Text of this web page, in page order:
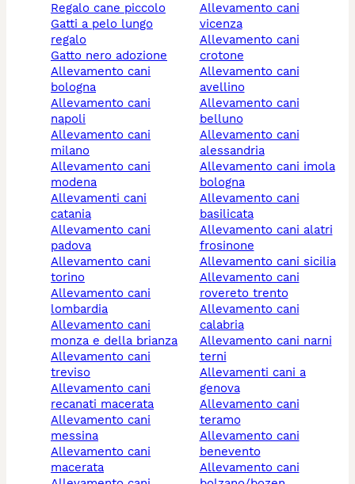
regalo cane piccolo
gatti a pelo lungo
regalo
gatto nero adozione
allevamento cani
bologna
allevamento cani
napoli
allevamento cani
milano
allevamento cani
modena
allevamenti cani
catania
allevamento cani
padova
allevamento cani
torino
allevamento cani
lombardia
allevamento cani
monza e della brianza
allevamento cani
treviso
allevamento cani
recanati macerata
allevamento cani
messina
allevamento cani
macerata
allevamento cani
vicenza
allevamento cani
crotone
allevamento cani
avellino
allevamento cani
belluno
allevamento cani
alessandria
allevamento cani imola
bologna
allevamento cani
basilicata
allevamento cani alatri
frosinone
allevamento cani sicilia
allevamento cani
rovereto trento
allevamento cani
calabria
allevamento cani narni
terni
allevamenti cani a
genova
allevamento cani
teramo
allevamento cani
benevento
allevamento cani